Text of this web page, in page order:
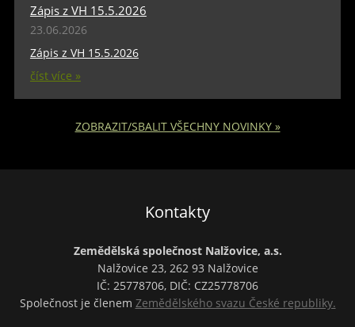
Zápis z VH 15.5.2026
23.06.2026
Zápis z VH 15.5.2026
číst více »
ZOBRAZIT/SBALIT VŠECHNY NOVINKY »
Kontakty
Zemědělská společnost Nalžovice, a.s.
Nalžovice 23, 262 93 Nalžovice
IČ: 25778706, DIČ: CZ25778706
Společnost je členem Zemědělského svazu České republiky.